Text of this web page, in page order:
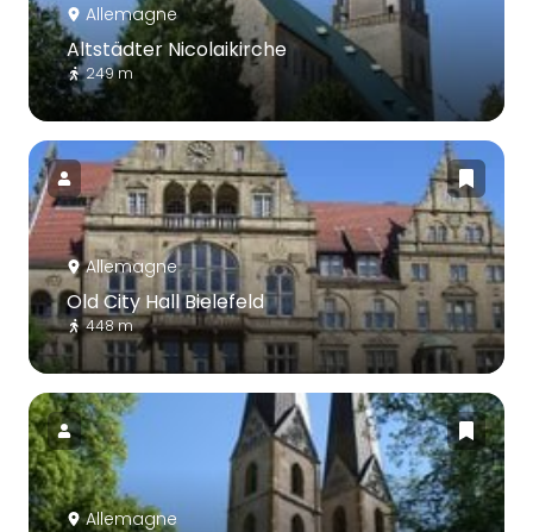
Allemagne
Altstädter Nicolaikirche
249 m
Allemagne
Old City Hall Bielefeld
448 m
Allemagne